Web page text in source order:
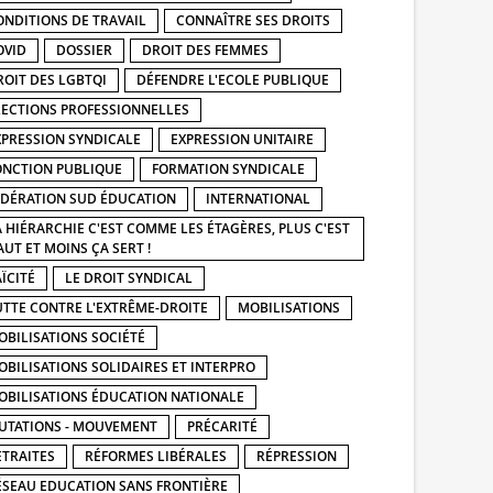
DE TRAVAIL
CONNAÎTRE SES DROITS
DOSSIER
DROIT DES FEMMES
DES LGBTQI
DÉFENDRE L'ECOLE PUBLIQUE
PROFESSIONNELLES
SYNDICALE
EXPRESSION UNITAIRE
PUBLIQUE
FORMATION SYNDICALE
SUD ÉDUCATION
INTERNATIONAL
HIÉRARCHIE C'EST COMME LES ÉTAGÈRES, PLUS C'EST
ET MOINS ÇA SERT !
LE DROIT SYNDICAL
CONTRE L'EXTRÊME-DROITE
MOBILISATIONS
SOCIÉTÉ
SOLIDAIRES ET INTERPRO
ÉDUCATION NATIONALE
- MOUVEMENT
PRÉCARITÉ
RÉFORMES LIBÉRALES
RÉPRESSION
EDUCATION SANS FRONTIÈRE